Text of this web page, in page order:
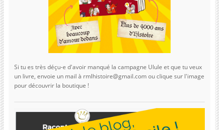
Si tu es très déçu-e d'avoir manqué la campagne Ulule et que tu veux
un livre, envoie un mail à rmlhistoire@gmail.com ou clique sur l'image
pour découvrir la boutique !